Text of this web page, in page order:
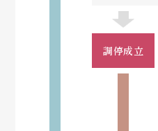
調停成立